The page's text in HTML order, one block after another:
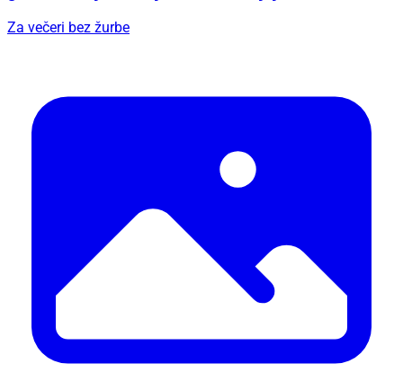
Za večeri bez žurbe